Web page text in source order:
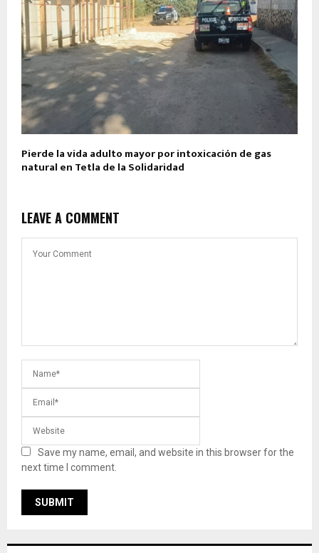
Pierde la vida adulto mayor por intoxicación de gas
natural en Tetla de la Solidaridad
LEAVE A COMMENT
Save my name, email, and website in this browser for the
next time I comment.